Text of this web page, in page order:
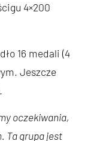
4×200
16 medali (4
Jeszcze
oczekiwania,
Ta grupa jest